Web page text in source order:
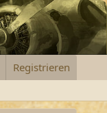
Registrieren